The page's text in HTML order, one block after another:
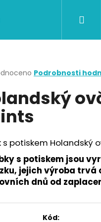
CERTIFIKÁTY A
Podrobnosti
s potiskem Holandský
s potiskem jsou
jejich výroba trvá
dnů od
Kód: